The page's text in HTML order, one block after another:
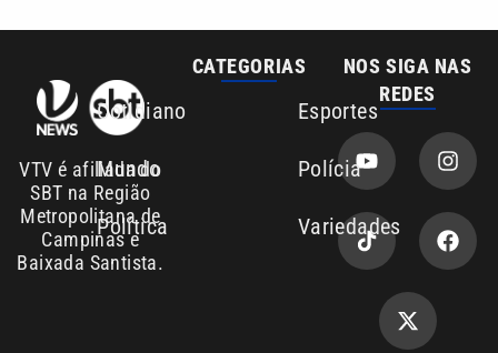
VTV é afiliada do
SBT na Região
Metropolitana de
Campinas e
Baixada Santista.
Esportes
Mundo Polícia
Política Variedades